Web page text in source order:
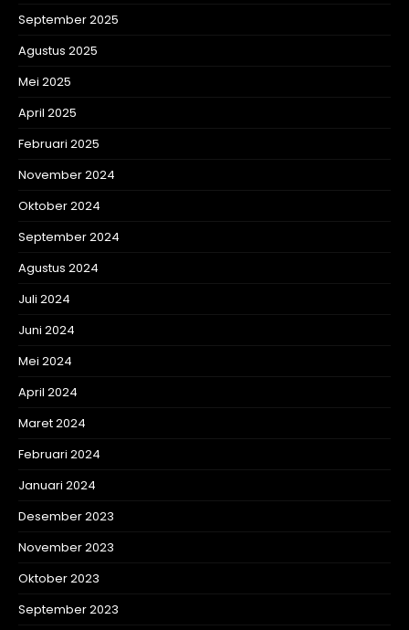
September 2025
Agustus 2025
Mei 2025
April 2025
Februari 2025
November 2024
Oktober 2024
September 2024
Agustus 2024
Juli 2024
Juni 2024
Mei 2024
April 2024
Maret 2024
Februari 2024
Januari 2024
Desember 2023
November 2023
Oktober 2023
September 2023